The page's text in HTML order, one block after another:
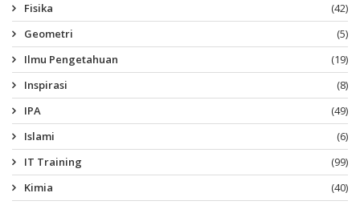
Fisika
(42)
Geometri
(5)
Ilmu Pengetahuan
(19)
Inspirasi
(8)
IPA
(49)
Islami
(6)
IT Training
(99)
Kimia
(40)